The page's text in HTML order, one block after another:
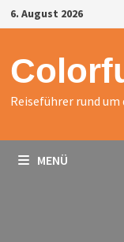
Zurück
zum
6. August 2026
Reiseführer rund um
MENÜ